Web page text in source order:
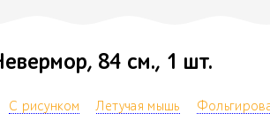
84 см., 1 шт.
С рисунком Летучая мышь